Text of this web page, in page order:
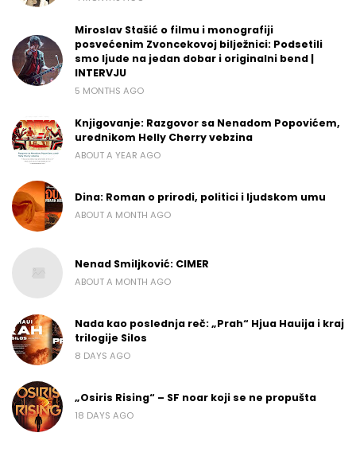
Miroslav Stašić o filmu i monografiji
posvećenim Zvoncekovoj bilježnici: Podsetili
smo ljude na jedan dobar i originalni bend |
INTERVJU
5 MONTHS AGO
Knjigovanje: Razgovor sa Nenadom Popovićem,
urednikom Helly Cherry vebzina
ABOUT A YEAR AGO
Dina: Roman o prirodi, politici i ljudskom umu
ABOUT A MONTH AGO
Nenad Smiljković: CIMER
ABOUT A MONTH AGO
Nada kao poslednja reč: „Prah“ Hjua Hauija i kraj
trilogije Silos
8 DAYS AGO
„Osiris Rising“ – SF noar koji se ne propušta
18 DAYS AGO